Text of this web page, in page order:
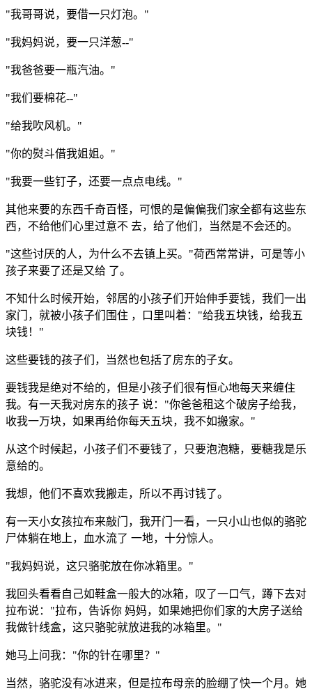
"我哥哥说，要借一只灯泡。"
"我妈妈说，要一只洋葱--"
"我爸爸要一瓶汽油。"
"我们要棉花--"
"给我吹风机。"
"你的熨斗借我姐姐。"
"我要一些钉子，还要一点点电线。"
其他来要的东西千奇百怪，可恨的是偏偏我们家全都有这些东
西，不给他们心里过意不 去，给了他们，当然是不会还的。
"这些讨厌的人，为什么不去镇上买。"荷西常常讲，可是等小
孩子来要了还是又给 了。
不知什么时候开始，邻居的小孩子们开始伸手要钱，我们一出
家门，就被小孩子们围住 ，口里叫着："给我五块钱，给我五
块钱！"
这些要钱的孩子们，当然也包括了房东的子女。
要钱我是绝对不给的，但是小孩子们很有恒心地每天来缠住
我。有一天我对房东的孩子 说："你爸爸租这个破房子给我，
收我一万块，如果再给你每天五块，我不如搬家。"
从这个时候起，小孩子们不要钱了，只要泡泡糖，要糖我是乐
意给的。
我想，他们不喜欢我搬走，所以不再讨钱了。
有一天小女孩拉布来敲门，我开门一看，一只小山也似的骆驼
尸体躺在地上，血水流了 一地，十分惊人。
"我妈妈说，这只骆驼放在你冰箱里。"
我回头看看自己如鞋盒一般大的冰箱，叹了一口气，蹲下去对
拉布说："拉布，告诉你 妈妈，如果她把你们家的大房子送给
我做针线盒，这只骆驼就放进我的冰箱里。"
她马上问我："你的针在哪里？"
当然，骆驼没有冰进来，但是拉布母亲的脸绷了快一个月。她